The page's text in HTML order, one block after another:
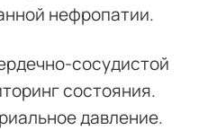
нефропатии.
сосудистой
состояния.
давление.